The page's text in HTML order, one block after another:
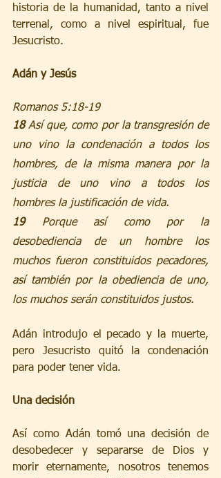
historia de la humanidad, tanto a nivel
terrenal, como a nivel espiritual, fue
Jesucristo.
Adán y Jesús
Romanos 5:18-19
18 Así que, como por la transgresión de
uno vino la condenación a todos los
hombres, de la misma manera por la
justicia de uno vino a todos los
hombres la justificación de vida.
19 Porque así como por la
desobediencia de un hombre los
muchos fueron constituidos pecadores,
así también por la obediencia de uno,
los muchos serán constituidos justos.
Adán introdujo el pecado y la muerte,
pero Jesucristo quitó la condenación
para poder tener vida.
Una decisión
Así como Adán tomó una decisión de
desobedecer y separarse de Dios y
morir eternamente, nosotros tenemos